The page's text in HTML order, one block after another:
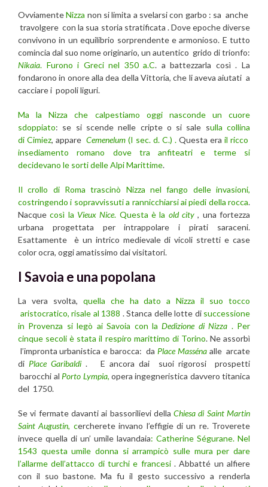
OvviamenteNizza non si limita a svelarsi con garbo : sa anche
travolgere con la sua storia stratificata . Dove epoche diverse
convivono in un equilibrio sorprendente e armonioso. E tutto
comincia dal suo nome originario, un autentico grido di trionfo:
Nikaia. Furono i Greci nel 350 a.C. a battezzarla così . La
fondarono in onore alla dea della Vittoria, che li aveva aiutati a
cacciare i popoli liguri.
Ma la Nizza che calpestiamo oggi nasconde un cuore
sdoppiato: se si scende nelle cripte o si sale sulla collina
di Cimiez, appare Cemenelum (I sec. d. C.) . Questa era il ricco
insediamento romano dove tra anfiteatri e terme si
decidevano le sorti delle Alpi Marittime.
Il crollo di Roma trascinò Nizza nel fango delle invasioni,
costringendo i sopravvissuti a rannicchiarsi ai piedi della rocca.
Nacquecosì la Vieux Nice. Questa è la old city , una fortezza
urbana progettata per intrappolare i pirati saraceni.
Esattamente è un intrico medievale di vicoli stretti e case
color ocra, oggi amatissimo dai visitatori.
I Savoia e una popolana
La vera svolta, quella che ha dato a Nizza il suo tocco
aristocratico, risale al 1388 . Stanca delle lotte di successione
in Provenza si legò ai Savoia con laDedizione di Nizza . Per
cinque secoli è stata il respiro marittimo di Torino. Ne assorbì
l’impronta urbanistica e barocca: da Place Massénaalle arcate
di Place Garibaldi . E ancora dai suoi rigorosi prospetti
barocchi al Porto Lympia, opera ingegneristica davvero titanica
del 1750.
Se vi fermate davanti ai bassorilievi dellaChiesa di Saint Martin
Saint Augustin, cercherete invano l’effigie di un re. Troverete
invece quella di un’ umile lavandaia: Catherine Ségurane. Nel
1543 questa umile donna si arrampicò sulle mura per dare
l’allarme dell’attacco di turchi e francesi . Abbatté un alfiere
con il suo bastone. Ma fu il gesto successivo a renderla